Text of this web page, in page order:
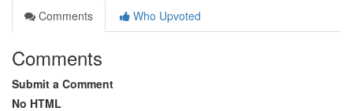
Comments
Who Upvoted
Comments
Submit a Comment
No HTML